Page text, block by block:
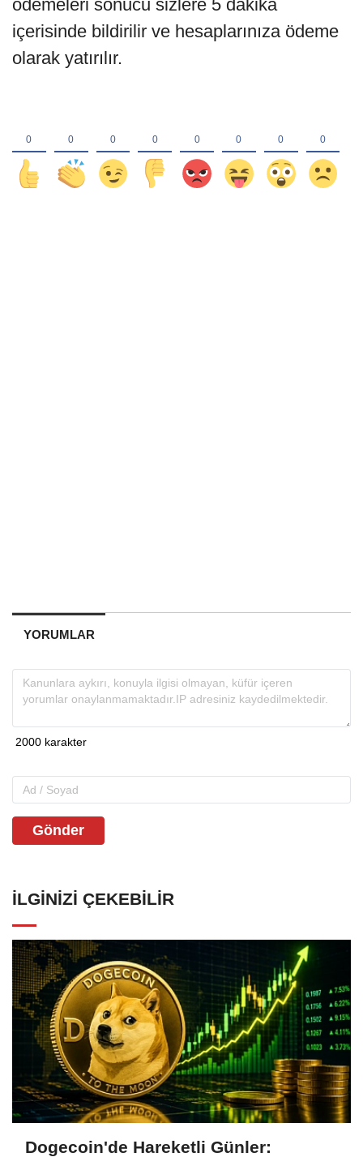
ödemeleri sonucu sizlere 5 dakika
içerisinde bildirilir ve hesaplarınıza ödeme
olarak yatırılır.
YORUMLAR
Gönder
İLGINIZI ÇEKEBILIR
Dogecoin'de Hareketli Günler: